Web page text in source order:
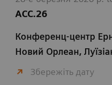
ACC.26
Конференц-центр
Новий Орлеан,
Збережіть дату